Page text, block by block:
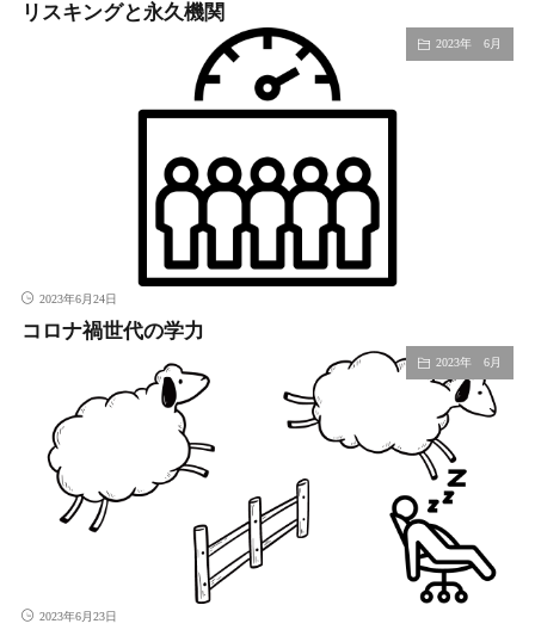
リスキングと永久機関
2023年 6月
2023年6月24日
コロナ禍世代の学力
2023年 6月
2023年6月23日